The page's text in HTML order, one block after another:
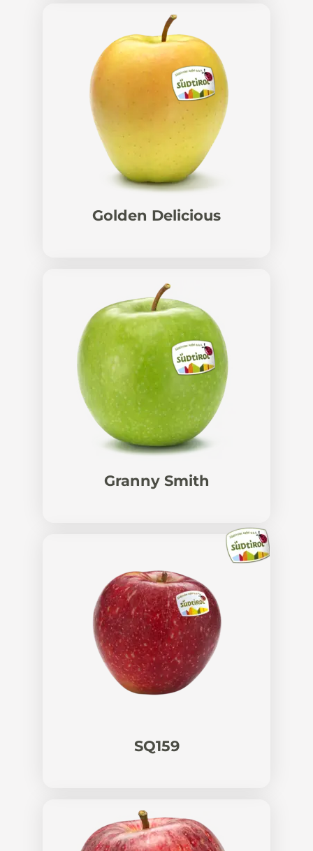
Golden Delicious
Granny Smith
SQ159